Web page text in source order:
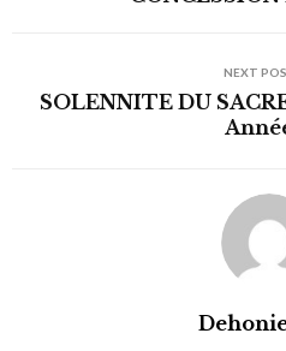
NEXT
SOLENNITE DU